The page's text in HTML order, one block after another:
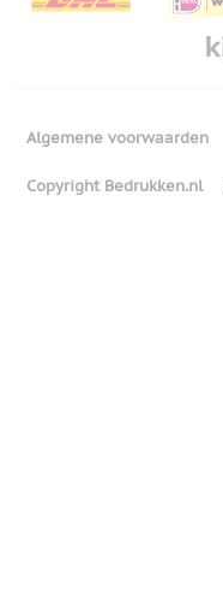
Algemene voorwaarden
Copyright Bedrukken.nl